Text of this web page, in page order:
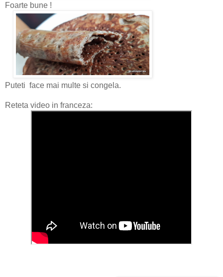
Foarte bune !
Puteti face mai multe si congela.
Reteta video in franceza: